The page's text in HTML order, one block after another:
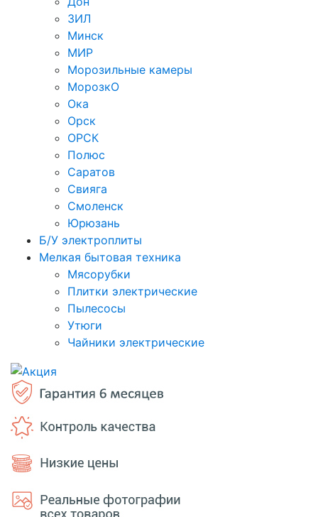
ЗИЛ
Минск
МИР
Морозильные камеры
МорозкО
Ока
Орск
ОРСК
Полюс
Саратов
Свияга
Смоленск
Юрюзань
Б/У электроплиты
Мелкая бытовая техника
Мясорубки
Плитки электрические
Пылесосы
Утюги
Чайники электрические